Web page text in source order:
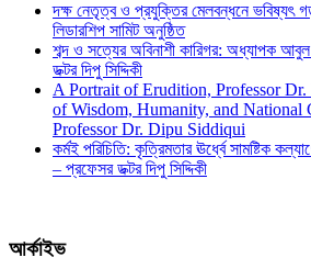
দক্ষ নেতৃত্ব ও প্রযুক্তির মেলবন্ধনে ভবিষ্যৎ
লিডারশিপ সামিট অনুষ্ঠিত
শব্দ ও সত্যের অবিনাশী কারিগর: অধ্যাপক
ডক্টর দিপু সিদ্দিকী
A Portrait of Erudition, Professor
of Wisdom, Humanity, and National
Professor Dr. Dipu Siddiqui
কর্মই পরিচিতি: কৃত্রিমতার ঊর্ধ্বে সামষ্টিক
– প্রফেসর ডক্টর দিপু সিদ্দিকী
আর্কাইভ